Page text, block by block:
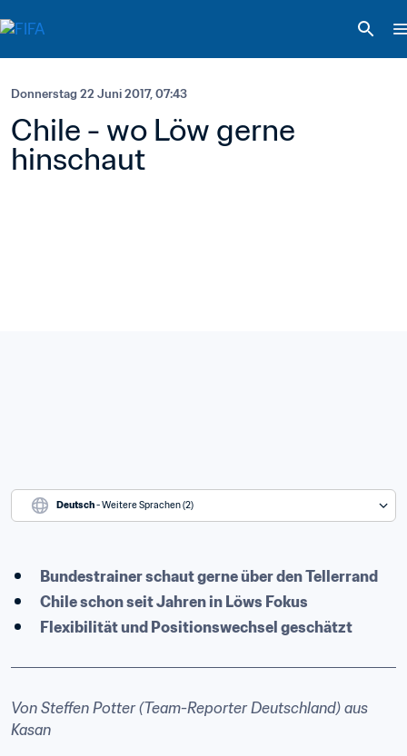
Donnerstag 22 Juni 2017, 07:43
Chile - wo Löw gerne
hinschaut
Deutsch - Weitere Sprachen (2)
Bundestrainer schaut gerne über den Tellerrand
Chile schon seit Jahren in Löws Fokus
Flexibilität und Positionswechsel geschätzt
Von Steffen Potter (Team-Reporter Deutschland) aus
Kasan